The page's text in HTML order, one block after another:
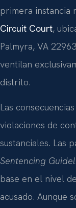
primera instancia
Circuit Court,
Palmyra, VA
ventilan
distrito.
Las
violaciones de
sustanciales. Las
Sentencing
base en el nivel
acusado. Aunque